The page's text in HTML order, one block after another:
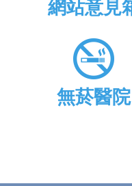
網站意見
無菸醫院